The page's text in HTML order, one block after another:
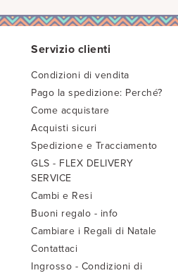
Servizio clienti
Condizioni di vendita
Pago la spedizione: Perché?
Come acquistare
Acquisti sicuri
Spedizione e Tracciamento
GLS - FLEX DELIVERY
SERVICE
Cambi e Resi
Buoni regalo - info
Cambiare i Regali di Natale
Contattaci
Ingrosso - Condizioni di